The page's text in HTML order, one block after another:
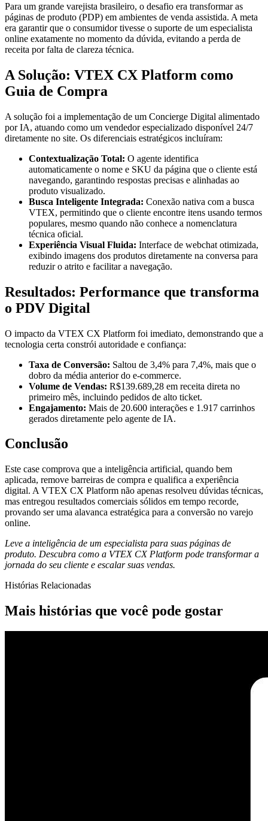
Para um grande varejista brasileiro, o desafio era transformar as
páginas de produto (PDP) em ambientes de venda assistida. A meta
era garantir que o consumidor tivesse o suporte de um especialista
online exatamente no momento da dúvida, evitando a perda de
receita por falta de clareza técnica.
A Solução: VTEX CX Platform como
Guia de Compra
A solução foi a implementação de um Concierge Digital alimentado
por IA, atuando como um vendedor especializado disponível 24/7
diretamente no site. Os diferenciais estratégicos incluíram:
Contextualização Total: O agente identifica
automaticamente o nome e SKU da página que o cliente está
navegando, garantindo respostas precisas e alinhadas ao
produto visualizado.
Busca Inteligente Integrada: Conexão nativa com a busca
VTEX, permitindo que o cliente encontre itens usando termos
populares, mesmo quando não conhece a nomenclatura
técnica oficial.
Experiência Visual Fluida: Interface de webchat otimizada,
exibindo imagens dos produtos diretamente na conversa para
reduzir o atrito e facilitar a navegação.
Resultados: Performance que transforma
o PDV Digital
O impacto da VTEX CX Platform foi imediato, demonstrando que a
tecnologia certa constrói autoridade e confiança:
Taxa de Conversão: Saltou de 3,4% para 7,4%, mais que o
dobro da média anterior do e-commerce.
Volume de Vendas: R$139.689,28 em receita direta no
primeiro mês, incluindo pedidos de alto ticket.
Engajamento: Mais de 20.600 interações e 1.917 carrinhos
gerados diretamente pelo agente de IA.
Conclusão
Este case comprova que a inteligência artificial, quando bem
aplicada, remove barreiras de compra e qualifica a experiência
digital. A VTEX CX Platform não apenas resolveu dúvidas técnicas,
mas entregou resultados comerciais sólidos em tempo recorde,
provando ser uma alavanca estratégica para a conversão no varejo
online.
Leve a inteligência de um especialista para suas páginas de
produto. Descubra como a VTEX CX Platform pode transformar a
jornada do seu cliente e escalar suas vendas.
Histórias Relacionadas
Mais histórias que você pode gostar